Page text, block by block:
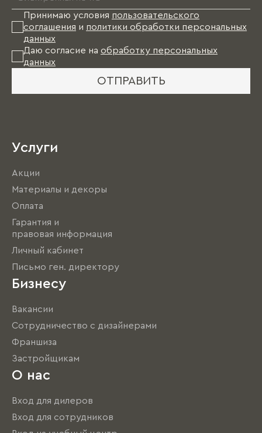
Принимаю условия пользовательского
соглашения и политики обработки персональных
данных
Даю согласие на обработку персональных
данных
ОТПРАВИТЬ
Услуги
Акции
Материалы и декоры
Оплата
Гарантия и
правовая информация
Личный кабинет
Письмо ген. директору
Бизнесу
Вакансии
Сотрудничество с дизайнерами
Франшиза
Застройщикам
О нас
Вход для дилеров
Вход для сотрудников